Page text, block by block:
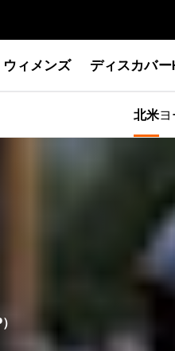
ウィメンズ ディスカバー
北米